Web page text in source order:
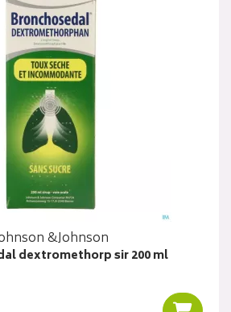
&Johnson
dextromethorp sir 200 ml